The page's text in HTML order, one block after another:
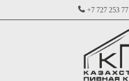
+7 727 253